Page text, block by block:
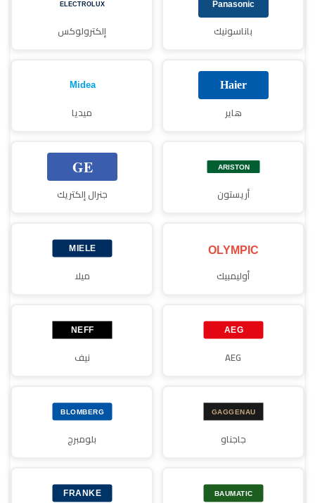
باناسونيك إلكترولوكس
هاير ميديا
أريستون جنرال إلكتريك
أوليمبيك ميلا
AEG نيف
جاجناو بلومبرج